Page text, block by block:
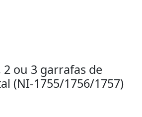
2 ou 3 garrafas de
(NI-1755/1756/1757)